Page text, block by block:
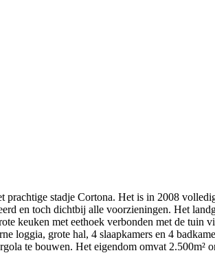
stadje Cortona. Het is in 2008
en toch dichtbij alle voorzieningen. Het
keuken met eethoek verbonden met de tuin
loggia, grote hal, 4 slaapkamers en 4
te bouwen. Het eigendom omvat 2.500m²